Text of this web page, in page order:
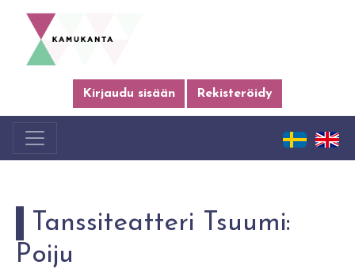
Kirjaudu sisään Rekisteröidy
Tanssiteatteri Tsuumi:
Poiju